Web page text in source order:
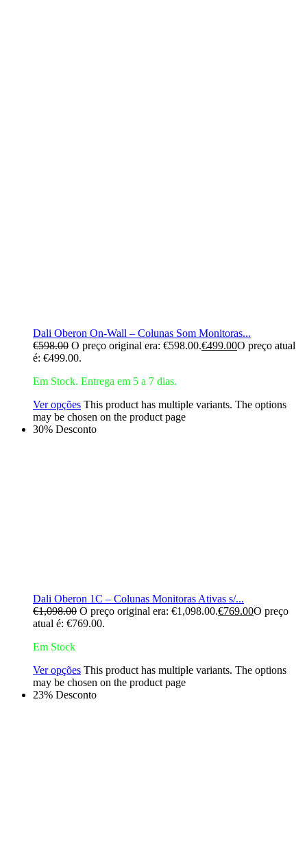
Dali Oberon On-Wall – Colunas Som Monitoras...
€598.00 O preço original era: €598.00.€499.00O preço atual
é: €499.00.
Em Stock. Entrega em 5 a 7 dias.
Ver opções This product has multiple variants. The options
may be chosen on the product page
30% Desconto
Dali Oberon 1C – Colunas Monitoras Ativas s/...
€1,098.00 O preço original era: €1,098.00.€769.00O preço
atual é: €769.00.
Em Stock
Ver opções This product has multiple variants. The options
may be chosen on the product page
23% Desconto